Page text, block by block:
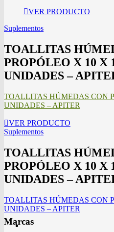
VER PRODUCTO
Suplementos
TOALLITAS
PROPÓLEO X 10 X
UNIDADES –
TOALLITAS HÚMEDAS CON
UNIDADES – APITER
VER PRODUCTO
Suplementos
TOALLITAS
PROPÓLEO X 10 X
UNIDADES –
TOALLITAS HÚMEDAS CON
UNIDADES – APITER
Marcas